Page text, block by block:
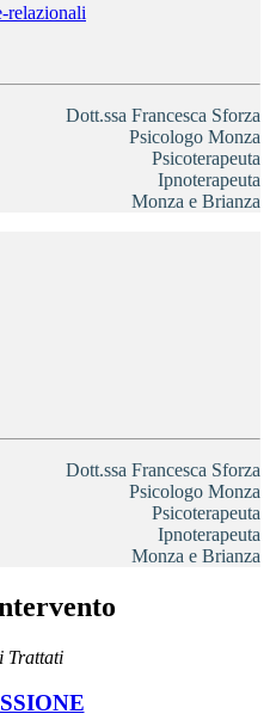
relazionali
Dott.ssa Francesca Sforza
Psicologo Monza
Psicoterapeuta
Ipnoterapeuta
Monza e Brianza
Dott.ssa Francesca Sforza
Psicologo Monza
Psicoterapeuta
Ipnoterapeuta
Monza e Brianza
Trattati